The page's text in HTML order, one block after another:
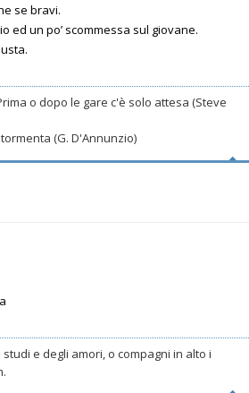
se bravi.
ed un po’ scommessa sul giovane.
o dopo le gare c'è solo attesa (Steve
(G. D'Annunzio)
e degli amori, o compagni in alto i